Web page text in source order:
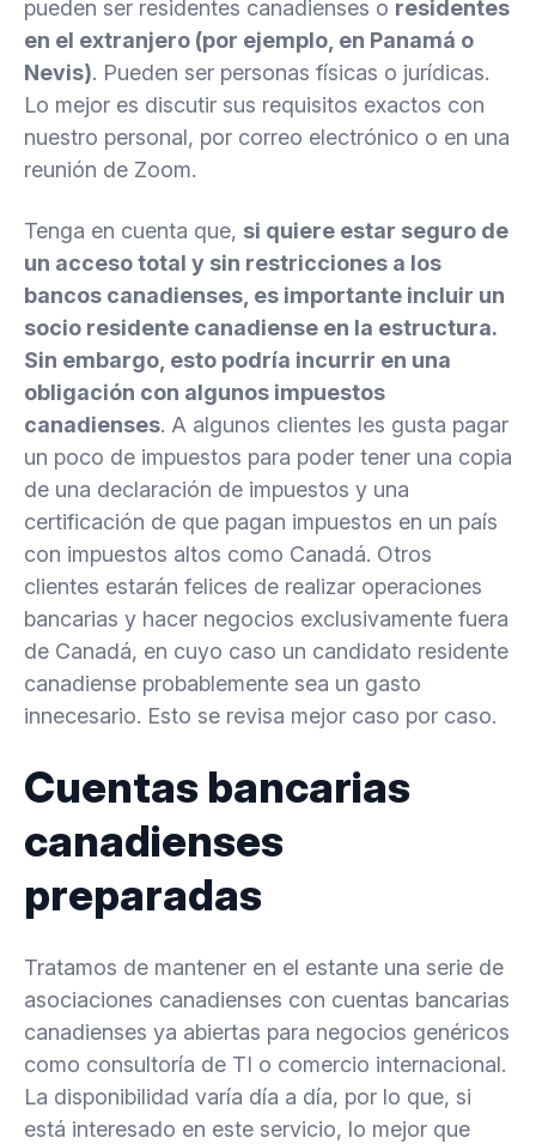
pueden ser residentes canadienses o residentes
en el extranjero (por ejemplo, en Panamá o
Nevis). Pueden ser personas físicas o jurídicas.
Lo mejor es discutir sus requisitos exactos con
nuestro personal, por correo electrónico o en una
reunión de Zoom.
Tenga en cuenta que, si quiere estar seguro de
un acceso total y sin restricciones a los
bancos canadienses, es importante incluir un
socio residente canadiense en la estructura.
Sin embargo, esto podría incurrir en una
obligación con algunos impuestos
canadienses. A algunos clientes les gusta pagar
un poco de impuestos para poder tener una copia
de una declaración de impuestos y una
certificación de que pagan impuestos en un país
con impuestos altos como Canadá. Otros
clientes estarán felices de realizar operaciones
bancarias y hacer negocios exclusivamente fuera
de Canadá, en cuyo caso un candidato residente
canadiense probablemente sea un gasto
innecesario. Esto se revisa mejor caso por caso.
Cuentas bancarias
canadienses
preparadas
Tratamos de mantener en el estante una serie de
asociaciones canadienses con cuentas bancarias
canadienses ya abiertas para negocios genéricos
como consultoría de TI o comercio internacional.
La disponibilidad varía día a día, por lo que, si
está interesado en este servicio, lo mejor que